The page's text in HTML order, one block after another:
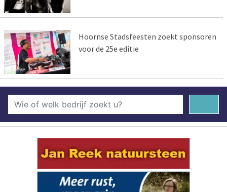
Hoornse Stadsfeesten zoekt sponsoren
voor de 25e editie